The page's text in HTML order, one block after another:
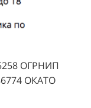
ОГРНИП
ОКАТО